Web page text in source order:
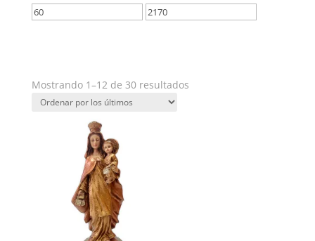
Precio
Precio
Mostrando 1–12 de 30 resultadosOrdenado